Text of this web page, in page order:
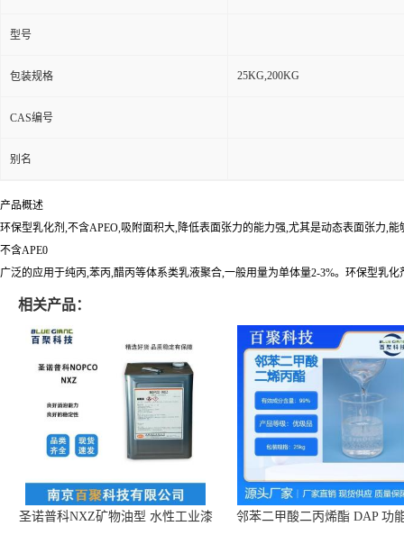
型号
包装规格 25KG,200KG
CAS编号
别名
产品概述
环保型乳化剂,不含APEO,吸附面积大,降低表面张力的能力强,尤其是动态表面张力,
不含APE0
广泛的应用于纯丙,苯丙,醋丙等体系类乳液聚合,一般用量为单体量2-3%。环保型乳
相关产品：
圣诺普科NXZ矿物油型 水性工业漆
邻苯二甲酸二丙烯酯 DAP 功